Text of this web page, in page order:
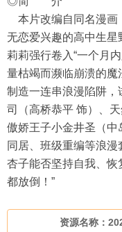
本片改编自同名漫画
无恋爱兴趣的高中生星
莉莉强行卷入“一个月
量枯竭而濒临崩溃的
制造一连串浪漫陷阱，
司（高桥恭平 饰）、
傲娇王子小金井圣（中
同居、班级重编等浪漫
杏子能否坚持自我、
都放倒！”
资源名称：